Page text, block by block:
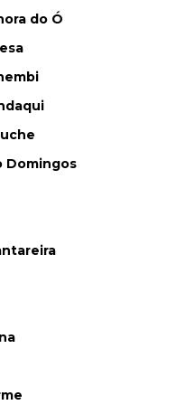
do Ó
Domingos